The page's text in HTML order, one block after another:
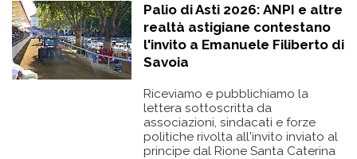
Palio di Asti 2026: ANPI e altre
realtà astigiane contestano
l'invito a Emanuele Filiberto di
Savoia
Riceviamo e pubblichiamo la
lettera sottoscritta da
associazioni, sindacati e forze
politiche rivolta all'invito inviato al
principe dal Rione Santa Caterina